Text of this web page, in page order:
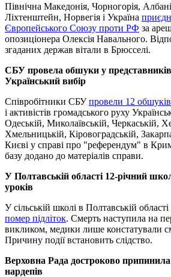
Північна Македонія, Чорногорія,
Ліхтенштейн, Норвегія і Україна
Європейського Союзу проти РФ за
опозиціонера Олексія Навального.
згаданих держав вітали в Брюсселі.
СБУ провела обшуки у представників
Український вибір
Співробітники СБУпровели 12
і активістів громадського руху
Одеській, Миколаївській, Черкаській,
Хмельницькій, Кіровоградській,
Києві у справі про "референдум" в
базу додано до матеріалів справи.
У Полтавській області 12-річний
уроків
У сільській школі в Полтавській області
помер підліток. Смерть наступила на
викликом, медики лише констатували
Причину події встановить слідство.
Верховна Рада достроково
нардепів